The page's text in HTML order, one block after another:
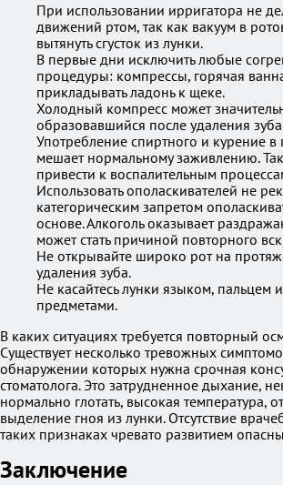
При использовании ирригатора не
движений ртом, так как вакуум в
вытянуть сгусток из лунки.
В первые дни исключить любые
процедуры: компрессы, горячая
прикладывать ладонь к щеке.
Холодный компресс может
образовавшийся после удаления
Употребление спиртного и курение
мешает нормальному заживлению.
привести к воспалительным
Использовать ополаскивателей не
категорическим запретом
основе. Алкоголь оказывает
может стать причиной повторного
Не открывайте широко рот на
удаления зуба.
Не касайтесь лунки языком, пальцем
предметами.
В каких ситуациях требуется повторный
Существует несколько тревожных
обнаружении которых нужна срочная
стоматолога. Это затрудненное дыхание,
нормально глотать, высокая температура,
выделение гноя из лунки. Отсутствие
таких признаках чревато развитием
Заключение